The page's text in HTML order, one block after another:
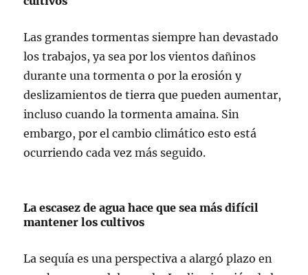
Las grandes tormentas siempre han devastado
los trabajos, ya sea por los vientos dañinos
durante una tormenta o por la erosión y
deslizamientos de tierra que pueden aumentar,
incluso cuando la tormenta amaina. Sin
embargo, por el cambio climático esto está
ocurriendo cada vez más seguido.
La escasez de agua hace que sea más difícil
mantener los cultivos
La sequía es una perspectiva a alargó plazo en